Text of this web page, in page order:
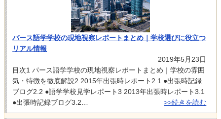
パース語学学校の現地視察レポートまとめ｜学校選びに役立つ
リアル情報
2019年5月23日
目次1 パース語学学校の現地視察レポートまとめ｜学校の雰囲
気・特徴を徹底解説2 2015年出張時レポート2.1 ●出張時記録
ブログ2.2 ●語学学校見学レポート3 2013年出張時レポート3.1
●出張時記録ブログ3.2…
>>続きを読む